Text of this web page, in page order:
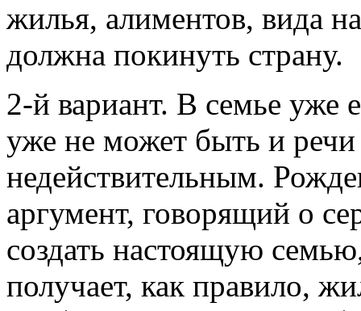
жилья, алиментов, вида
должна покинуть страну.
2-й вариант. В семье уже
уже не может быть и
недействительным.
аргумент, говорящий о
создать настоящую
получает, как правило,